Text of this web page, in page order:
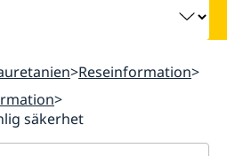
Reseinformation
säkerhet